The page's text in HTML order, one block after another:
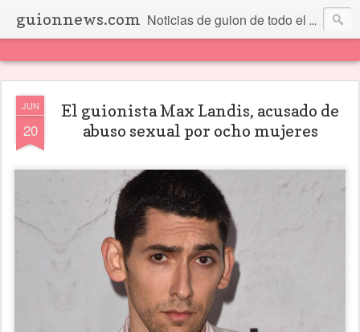
guionnews.com Noticias de guion de todo el mundo... Y más.
JUN
20
El guionista Max Landis, acusado de
abuso sexual por ocho mujeres